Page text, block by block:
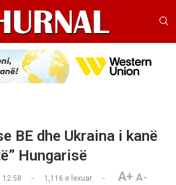
BE dhe Ukraina i kanë
Hungarisë
12:58 1,116 e lexuar A+ A-